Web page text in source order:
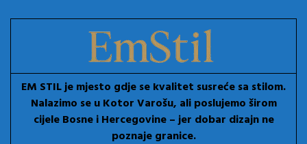
EM STIL je mjesto gdje se kvalitet susreće sa stilom.
Nalazimo se u Kotor Varošu, ali poslujemo širom
cijele Bosne i Hercegovine – jer dobar dizajn ne
poznaje granice.